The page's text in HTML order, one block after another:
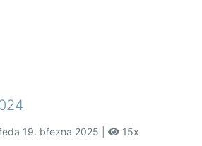
19. března 2025 | 15x